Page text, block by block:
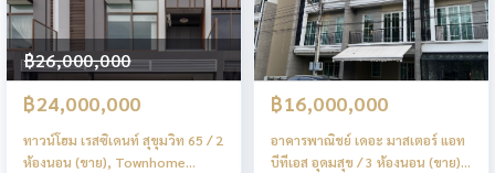
฿26,000,000
฿24,000,000
ทาวน์โฮม เรสซิเดนท์ สุขุมวิท 65 / 2
ห้องนอน (ขาย), Townhome
฿16,000,000
อาคารพาณิชย์ เดอะ มาสเตอร์ แอท
บีทีเอส อุดมสุข / 3 ห้องนอน (ขาย),